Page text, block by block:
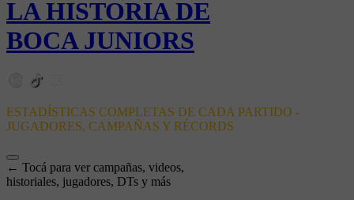
LA HISTORIA DE
BOCA JUNIORS
ESTADÍSTICAS COMPLETAS DE CADA PARTIDO -
JUGADORES, CAMPAÑAS Y RÉCORDS
← Tocá para ver campañas, videos,
historiales, jugadores, DTs y más